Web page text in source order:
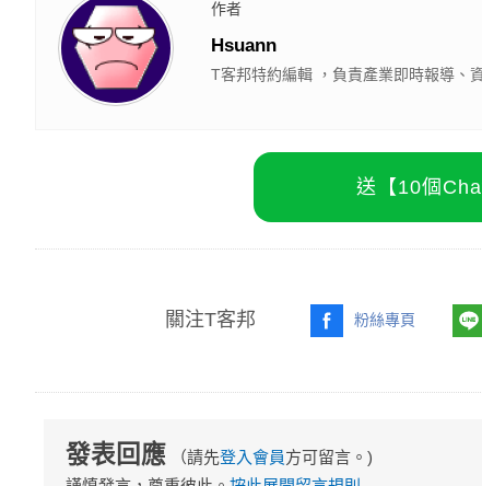
作者
Hsuann
T客邦特約編輯 ，負責產業即時報導、
送【10個
關注T客邦 粉絲專頁
發表回應 （請先登入會員方可留言。)